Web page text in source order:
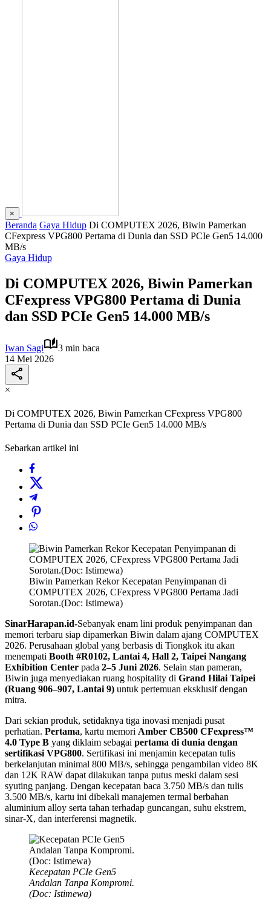
×
Beranda Gaya Hidup Di COMPUTEX 2026, Biwin Pamerkan
CFexpress VPG800 Pertama di Dunia dan SSD PCIe Gen5 14.000
MB/s
Gaya Hidup
Di COMPUTEX 2026, Biwin Pamerkan
CFexpress VPG800 Pertama di Dunia
dan SSD PCIe Gen5 14.000 MB/s
Iwan Sagi
3 min baca
14 Mei 2026
×
Di COMPUTEX 2026, Biwin Pamerkan CFexpress VPG800
Pertama di Dunia dan SSD PCIe Gen5 14.000 MB/s
Sebarkan artikel ini
Biwin Pamerkan Rekor Kecepatan Penyimpanan di
COMPUTEX 2026, CFexpress VPG800 Pertama Jadi
Sorotan.(Doc: Istimewa)
SinarHarapan.id-Sebanyak enam lini produk penyimpanan dan
memori terbaru siap dipamerkan Biwin dalam ajang COMPUTEX
2026. Perusahaan global yang berbasis di Tiongkok itu akan
menempati Booth #R0102, Lantai 4, Hall 2, Taipei Nangang
Exhibition Center pada 2–5 Juni 2026. Selain stan pameran,
Biwin juga menyediakan ruang hospitality di Grand Hilai Taipei
(Ruang 906–907, Lantai 9) untuk pertemuan eksklusif dengan
mitra.
Dari sekian produk, setidaknya tiga inovasi menjadi pusat
perhatian. Pertama, kartu memori Amber CB500 CFexpress™
4.0 Type B yang diklaim sebagai pertama di dunia dengan
sertifikasi VPG800. Sertifikasi ini menjamin kecepatan tulis
berkelanjutan minimal 800 MB/s, sehingga pengambilan video 8K
dan 12K RAW dapat dilakukan tanpa putus meski dalam sesi
syuting panjang. Dengan kecepatan baca 3.750 MB/s dan tulis
3.500 MB/s, kartu ini dibekali manajemen termal berbahan
aluminium alloy serta tahan terhadap guncangan, suhu ekstrem,
sinar‑X, dan interferensi magnetik.
Kecepatan PCIe Gen5
Andalan Tanpa Kompromi.
(Doc: Istimewa)